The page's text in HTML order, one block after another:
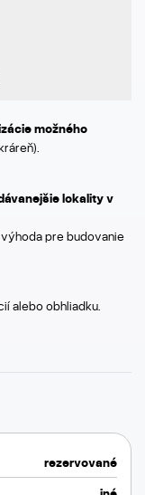
možného
lokality v
výhoda pre budovanie
alebo obhliadku.
rezervované